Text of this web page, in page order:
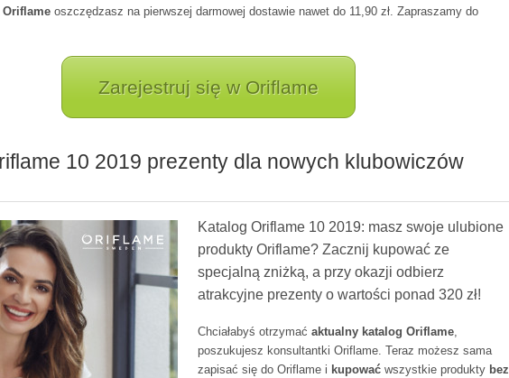
Oriflame oszczędzasz na pierwszej darmowej dostawie nawet do 11,90 zł. Zapraszamy do
Zarejestruj się w Oriflame
10 2019 prezenty dla nowych klubowiczów
Katalog Oriflame 10 2019: masz swoje ulubione
produkty Oriflame? Zacznij kupować ze
specjalną zniżką, a przy okazji odbierz
atrakcyjne prezenty o wartości ponad 320 zł!
Chciałabyś otrzymać aktualny katalog Oriflame,
poszukujesz konsultantki Oriflame. Teraz możesz sama
zapisać się do Oriflame i kupować wszystkie produkty bez